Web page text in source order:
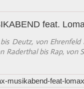
Deutz, von Ehrenfeld
Raderthal bis Rap, von